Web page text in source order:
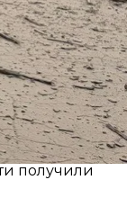
— подчеркнул
получили